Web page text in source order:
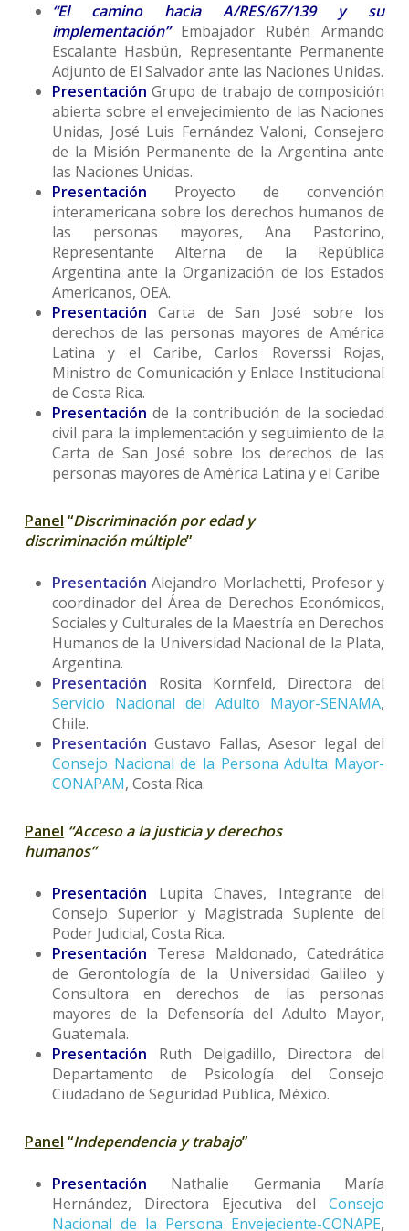
“El camino hacia A/RES/67/139 y su
implementación” Embajador Rubén Armando
Escalante Hasbún, Representante Permanente
Adjunto de El Salvador ante las Naciones Unidas.
Presentación Grupo de trabajo de composición
abierta sobre el envejecimiento de las Naciones
Unidas, José Luis Fernández Valoni, Consejero
de la Misión Permanente de la Argentina ante
las Naciones Unidas.
Presentación Proyecto de convención
interamericana sobre los derechos humanos de
las personas mayores, Ana Pastorino,
Representante Alterna de la República
Argentina ante la Organización de los Estados
Americanos, OEA.
Presentación Carta de San José sobre los
derechos de las personas mayores de América
Latina y el Caribe, Carlos Roverssi Rojas,
Ministro de Comunicación y Enlace Institucional
de Costa Rica.
Presentación de la contribución de la sociedad
civil para la implementación y seguimiento de la
Carta de San José sobre los derechos de las
personas mayores de América Latina y el Caribe
Panel “Discriminación por edad y
discriminación múltiple”
Presentación Alejandro Morlachetti, Profesor y
coordinador del Área de Derechos Económicos,
Sociales y Culturales de la Maestría en Derechos
Humanos de la Universidad Nacional de la Plata,
Argentina.
Presentación Rosita Kornfeld, Directora del
Servicio Nacional del Adulto Mayor-SENAMA,
Chile.
Presentación Gustavo Fallas, Asesor legal del
Consejo Nacional de la Persona Adulta Mayor-
CONAPAM, Costa Rica.
Panel “Acceso a la justicia y derechos
humanos”
Presentación Lupita Chaves, Integrante del
Consejo Superior y Magistrada Suplente del
Poder Judicial, Costa Rica.
Presentación Teresa Maldonado, Catedrática
de Gerontología de la Universidad Galileo y
Consultora en derechos de las personas
mayores de la Defensoría del Adulto Mayor,
Guatemala.
Presentación Ruth Delgadillo, Directora del
Departamento de Psicología del Consejo
Ciudadano de Seguridad Pública, México.
Panel “Independencia y trabajo”
Presentación Nathalie Germania María
Hernández, Directora Ejecutiva delConsejo
Nacional de la Persona Envejeciente-CONAPE,